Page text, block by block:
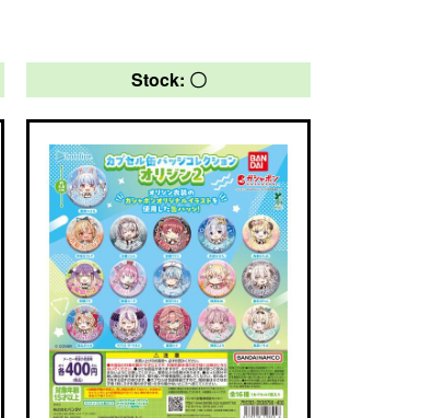
Stock: 〇